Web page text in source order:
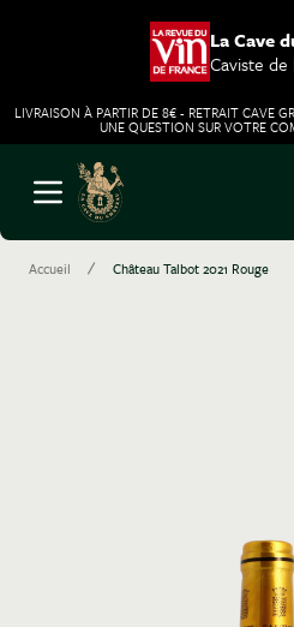
La Cave
Caviste
LIVRAISON À PARTIR DE 8€ - RETRAIT CAVE
UNE QUESTION SUR VOTRE
Aller au contenu
Ouvrir le menu
Accueil / Château Talbot 2021 Rouge